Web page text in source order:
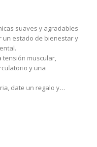
suaves y agradables
un estado de bienestar y
tensión muscular,
y una
date un regalo y…